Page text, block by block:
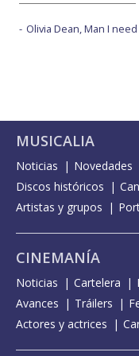
Olivia Dean, Man I need
MUSICALIA
Noticias Novedades
Discos históricos
Artistas y grupos
CINEMANÍA
Noticias Cartelera
Avances
Tráilers
Actores y actrices